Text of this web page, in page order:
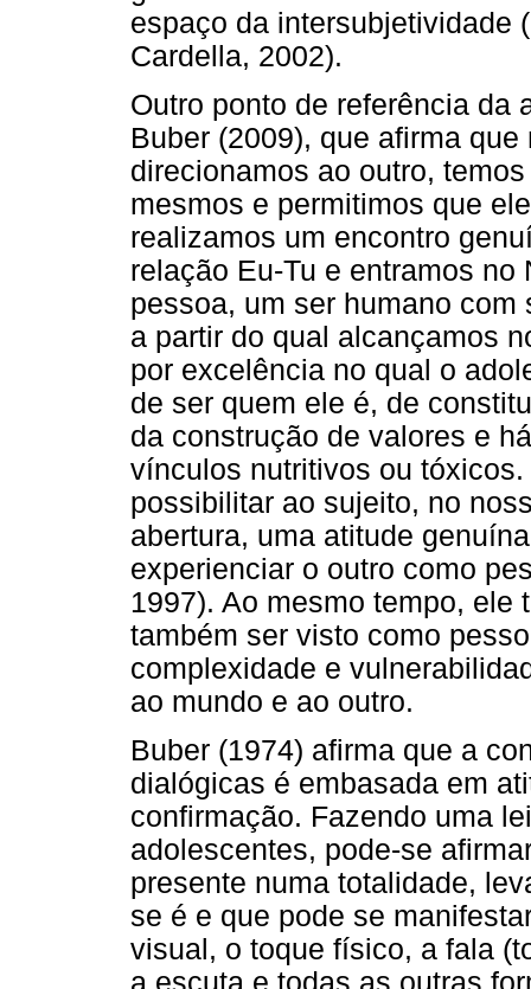
espaço da intersubjetividade
Cardella, 2002).
Outro ponto de referência da
Buber (2009), que afirma
direcionamos ao outro,
mesmos e permitimos que
realizamos um encontro
relação Eu-Tu e entramos
pessoa, um ser humano
a partir do qual alcançamos
por excelência no qual o
de ser quem ele é, de
da construção de valores e
vínculos nutritivos ou
possibilitar ao sujeito, no
abertura, uma atitude
experienciar o outro como
1997). Ao mesmo tempo, ele
também ser visto como
complexidade e
ao mundo e ao outro.
Buber (1974) afirma que a
dialógicas é embasada em
confirmação. Fazendo uma
adolescentes, pode-se
presente numa totalidade,
se é e que pode se
visual, o toque físico, a fala